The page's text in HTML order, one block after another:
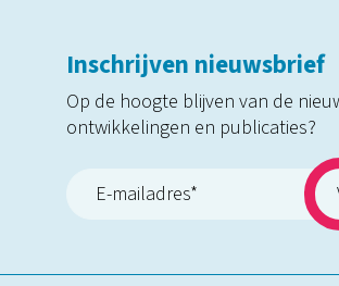
Inschrijven nieuwsbrief
Op de hoogte blijven van de
ontwikkelingen en publicaties?